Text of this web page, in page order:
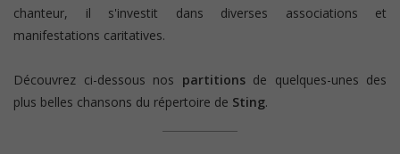
chanteur, il s'investit dans diverses associations et
manifestations caritatives.
Découvrez ci-dessous nos partitionsde quelques-unes des
plus belles chansons du répertoire de Sting.